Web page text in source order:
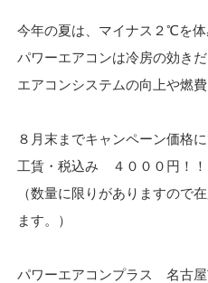
今年の夏は、マイナス２℃を体
パワーエアコンは冷房の効きだ
エアコンシステムの向上や燃費
８月末までキャンペーン価格
工賃・税込み ４０００円！！
（数量に限りがありますので
ます。）
パワーエアコンプラス 名